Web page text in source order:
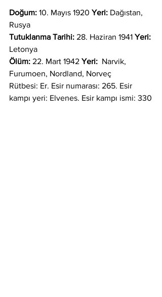
Doğum: 10. Mayıs 1920 Yeri: Dağıstan,
Rusya
Tutuklanma Tarihi: 28. Haziran 1941 Yeri:
Letonya
Ölüm: 22. Mart 1942 Yeri:
  Narvik,
Furumoen, Nordland, Norveç
Rütbesi: Er. Esir numarası: 265. Esir
kampı yeri: Elvenes. Esir kampı ismi: 330